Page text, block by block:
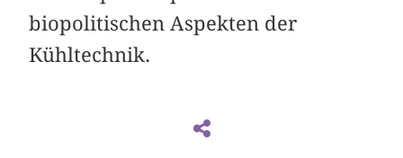
biopolitischen Aspekten der
Kühltechnik.